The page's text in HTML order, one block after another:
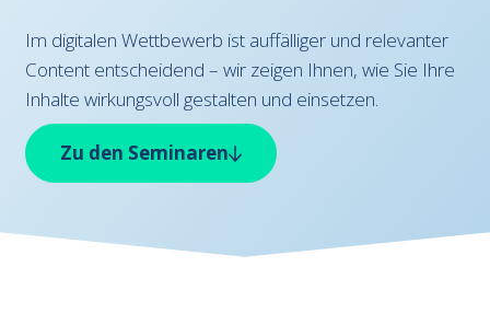
Im digitalen Wettbewerb ist auffälliger und relevanter
Content entscheidend – wir zeigen Ihnen, wie Sie Ihre
Inhalte wirkungsvoll gestalten und einsetzen.
Zu den Seminaren